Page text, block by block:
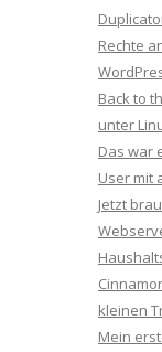
Rechte
Back to
unter
Das war
User mit
Jetzt
kleinen
Mein